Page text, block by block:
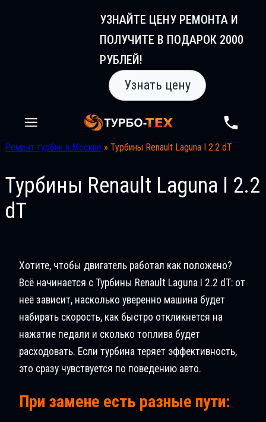
УЗНАЙТЕ ЦЕНУ РЕМОНТА И
ПОЛУЧИТЕ В ПОДАРОК 2000
РУБЛЕЙ!
Узнать цену
Ремонт турбин в Москве » Турбины Renault Laguna I 2.2 dT
Турбины Renault Laguna I 2.2
dT
Хотите, чтобы двигатель работал как положено?
Всё начинается с Турбины Renault Laguna I 2.2 dT: от
неё зависит, насколько уверенно машина будет
набирать скорость, как быстро откликнется на
нажатие педали и сколько топлива будет
расходовать. Если турбина теряет эффективность,
это сразу чувствуется по поведению авто.
При замене есть разные пути: